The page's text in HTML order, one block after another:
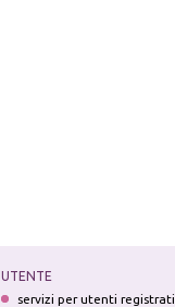
UTENTE
servizi per utenti registrati